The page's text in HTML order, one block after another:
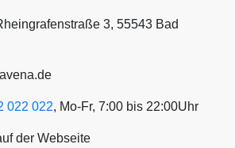
3, 55543 Bad
022 022, Mo-Fr, 7:00 bis 22:00Uhr
der Webseite